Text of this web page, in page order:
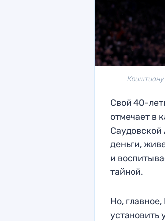
Криштиану
Свой 40-
отмечает в
Саудовской
деньги,
и
тайной.
Но,
установить